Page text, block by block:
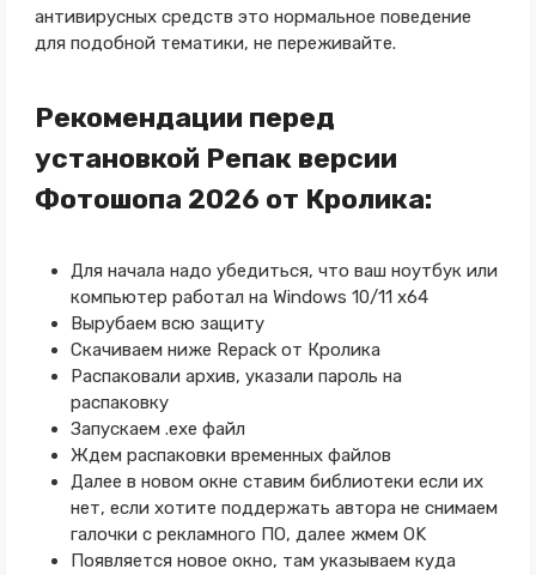
антивирусных средств это нормальное поведение
для подобной тематики, не переживайте.
Рекомендации перед
установкой Репак версии
Фотошопа 2026 от Кролика:
Для начала надо убедиться, что ваш ноутбук или
компьютер работал на Windows 10/11 x64
Вырубаем всю защиту
Скачиваем ниже Repack от Кролика
Распаковали архив, указали пароль на
распаковку
Запускаем .exe файл
Ждем распаковки временных файлов
Далее в новом окне ставим библиотеки если их
нет, если хотите поддержать автора не снимаем
галочки с рекламного ПО, далее жмем OK
Появляется новое окно, там указываем куда